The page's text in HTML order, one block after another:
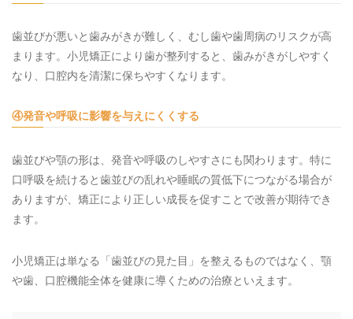
歯並びが悪いと歯みがきが難しく、むし歯や歯周病のリスクが高
まります。小児矯正により歯が整列すると、歯みがきがしやすく
なり、口腔内を清潔に保ちやすくなります。
④発音や呼吸に影響を与えにくくする
歯並びや顎の形は、発音や呼吸のしやすさにも関わります。特に
口呼吸を続けると歯並びの乱れや睡眠の質低下につながる場合が
ありますが、矯正により正しい成長を促すことで改善が期待でき
ます。
小児矯正は単なる「歯並びの見た目」を整えるものではなく、顎
や歯、口腔機能全体を健康に導くための治療といえます。